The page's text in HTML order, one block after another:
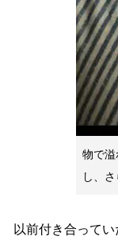
物で
し、
以前付き合ってい